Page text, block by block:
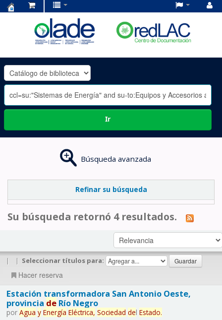
OLADE
-
Ir
Búsqueda avanzada
Refinar su búsqueda
Su búsqueda retornó 4 resultados.
| | Seleccionar títulos para:
Hacer reserva
Estación transformadora San Antonio Oeste,
provincia deRío Negro
por Agua y Energía Eléctrica, Sociedad del Estado.